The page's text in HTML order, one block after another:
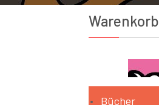
Warenkorb
Bücher